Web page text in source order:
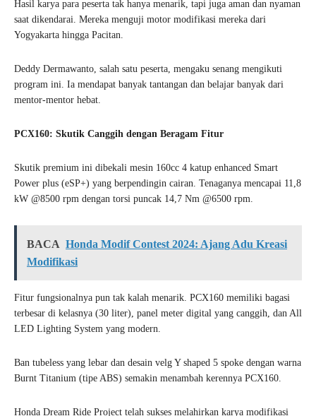
Hasil karya para peserta tak hanya menarik, tapi juga aman dan nyaman
saat dikendarai. Mereka menguji motor modifikasi mereka dari
Yogyakarta hingga Pacitan.
Deddy Dermawanto, salah satu peserta, mengaku senang mengikuti
program ini. Ia mendapat banyak tantangan dan belajar banyak dari
mentor-mentor hebat.
PCX160: Skutik Canggih dengan Beragam Fitur
Skutik premium ini dibekali mesin 160cc 4 katup enhanced Smart
Power plus (eSP+) yang berpendingin cairan. Tenaganya mencapai 11,8
kW @8500 rpm dengan torsi puncak 14,7 Nm @6500 rpm.
BACA Honda Modif Contest 2024: Ajang Adu Kreasi
Modifikasi
Fitur fungsionalnya pun tak kalah menarik. PCX160 memiliki bagasi
terbesar di kelasnya (30 liter), panel meter digital yang canggih, dan All
LED Lighting System yang modern.
Ban tubeless yang lebar dan desain velg Y shaped 5 spoke dengan warna
Burnt Titanium (tipe ABS) semakin menambah kerennya PCX160.
Honda Dream Ride Project telah sukses melahirkan karya modifikasi